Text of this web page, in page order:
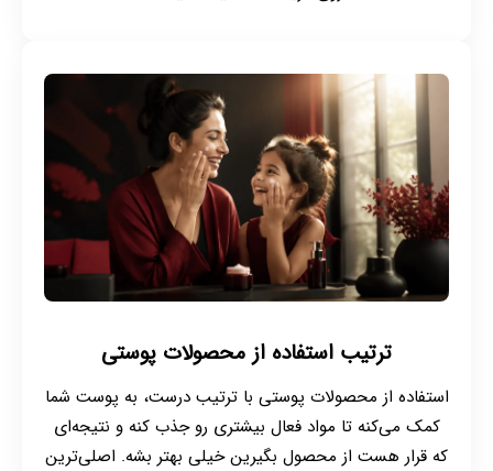
ترتیب استفاده از محصولات پوستی
استفاده از محصولات پوستی با ترتیب درست، به پوست شما
کمک می‌کنه تا مواد فعال بیشتری رو جذب کنه و نتیجه‌ای
که قرار هست از محصول بگیرین خیلی بهتر بشه. اصلی‌ترین